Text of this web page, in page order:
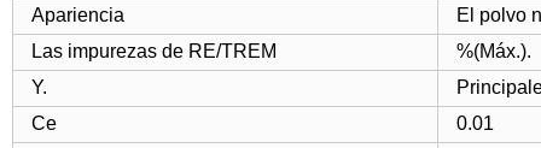
Apariencia
El polvo
Las impurezas de RE/TREM
%(Máx.).
Y.
Ce
0.01